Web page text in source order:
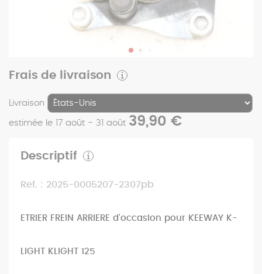
Frais de livraison
Livraison
estimée le 17 août - 31 août 39,90 €
Descriptif
Ref. : 2025-0005207-2307pb
ETRIER FREIN ARRIERE d'occasion pour KEEWAY K-
LIGHT KLIGHT 125